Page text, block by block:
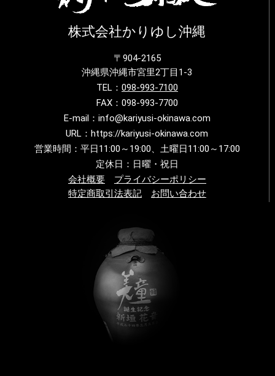
株式会社かりゆし沖縄
〒904-2165
沖縄県沖縄市宮里2丁目1-3
TEL： 098-993-7100
FAX：098-993-7700
E-mail：info@kariyusi-okinawa.com
URL：https://kariyusi-okinawa.com
営業時間：平日11:00～19:00、土曜日11:00～17:00
定休日：日曜・祝日
会社概要
プライバシーポリシー
特定商取引法表記
お問い合わせ